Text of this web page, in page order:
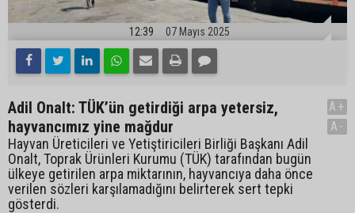
12:39 07 Mayıs 2025
Adil Onalt: TÜK’ün getirdiği arpa yetersiz,
hayvancımız yine mağdur
Hayvan Üreticileri ve Yetiştiricileri Birliği Başkanı Adil
Onalt, Toprak Ürünleri Kurumu (TÜK) tarafından bugün
ülkeye getirilen arpa miktarının, hayvancıya daha önce
verilen sözleri karşılamadığını belirterek sert tepki
gösterdi.
A+
A-